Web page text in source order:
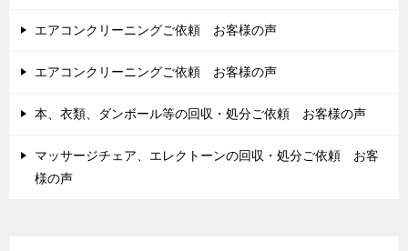
エアコンクリーニングご依頼 お客様の声
エアコンクリーニングご依頼 お客様の声
本、衣類、ダンボール等の回収・処分ご依頼 お客様の声
マッサージチェア、エレクトーンの回収・処分ご依頼 お客
様の声